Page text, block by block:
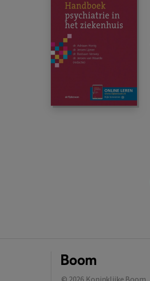
© 2026 Koninklijke Boom